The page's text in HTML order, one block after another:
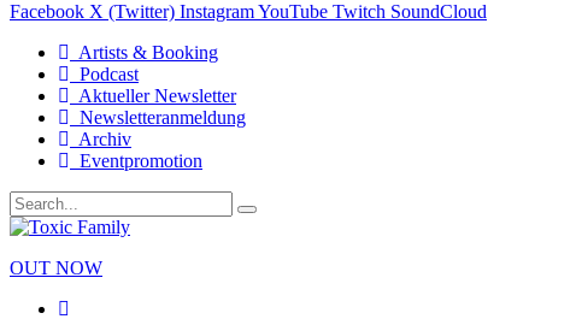
Facebook X (Twitter) InstagramYouTube Twitch SoundCloud
Artists & Booking
Podcast
Aktueller Newsletter
Newsletteranmeldung
Archiv
Eventpromotion
OUT NOW